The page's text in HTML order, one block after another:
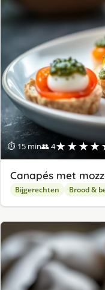
⏱ 15 min👥 4
Canapés met
Bijgerechten Brood &